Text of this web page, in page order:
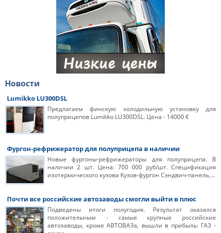
Новости
Lumikko LU300DSL
Предлагаем финскую холодильную установку для
полуприцепов Lumikko LU300DSL. Цена - 14000 €
Фургон-рефрижератор для полуприцепа в наличии
Новые фургоны-рефрижераторы для полуприцепа. В
наличии 2 шт. Цена: 700 000 руб/шт. Спецификация
изотермического кузова Кузов-фургон Сэндвич-панель,…
Почти все российские автозаводы смогли выйти в плюс
Подведены итоги полугодия. Результат оказался
положительным - самые крупные российские
автозаводы, кроме АВТОВАЗа, вышли в прибыль: ГАЗ -